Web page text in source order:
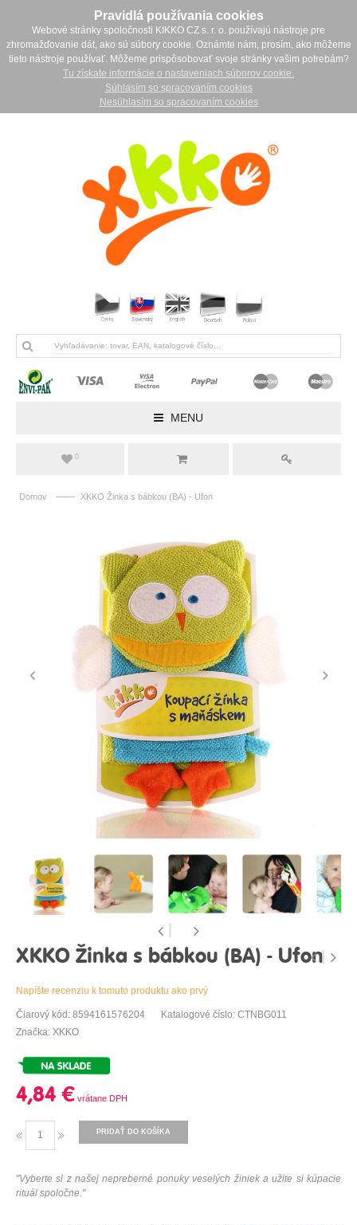
Pravidlá používania cookies
Webové stránky spoločnosti KIKKO CZ s. r. o. používajú nástroje pre
zhromažďovanie dát, ako sú súbory cookie. Oznámte nám, prosím, ako môžeme
tieto nástroje používať. Môžeme prispôsobovať svoje stránky vašim potrebám?
Tu získate informácie o nastaveniach súborov cookie.
Súhlasím so spracovaním cookies
Nesúhlasím so spracovaním cookies
MENU
0
Domov —— XKKO Žinka s bábkou (BA) - Ufon
XKKO Žinka s bábkou (BA) - Ufon
Napíšte recenziu k tomuto produktu ako prvý
Čiarový kód: 8594161576204
Katalogové číslo: CTNBG011
Značka: XKKO
4,84 €
PRIDAŤ DO KOŠÍKA
"Vyberte si z našej nepreberné ponukyveselých žiniek a užite si kúpacie
rituál spoločne."